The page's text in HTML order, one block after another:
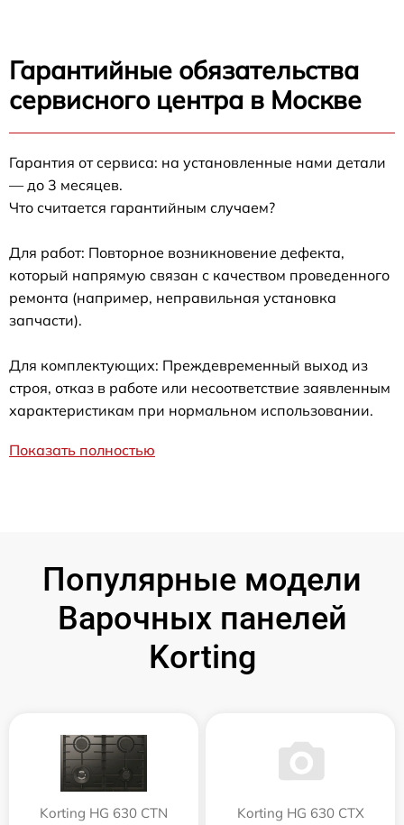
Гарантийные обязательства
сервисного центра в Москве
Гарантия от сервиса: на установленные нами детали
— до 3 месяцев.
Что считается гарантийным случаем?
Для работ: Повторное возникновение дефекта,
который напрямую связан с качеством проведенного
ремонта (например, неправильная установка
запчасти).
Для комплектующих: Преждевременный выход из
строя, отказ в работе или несоответствие заявленным
характеристикам при нормальном использовании.
Показать полностью
Популярные модели
Варочных панелей
Korting
Korting HG 630 CTN
Korting HG 630 CTX